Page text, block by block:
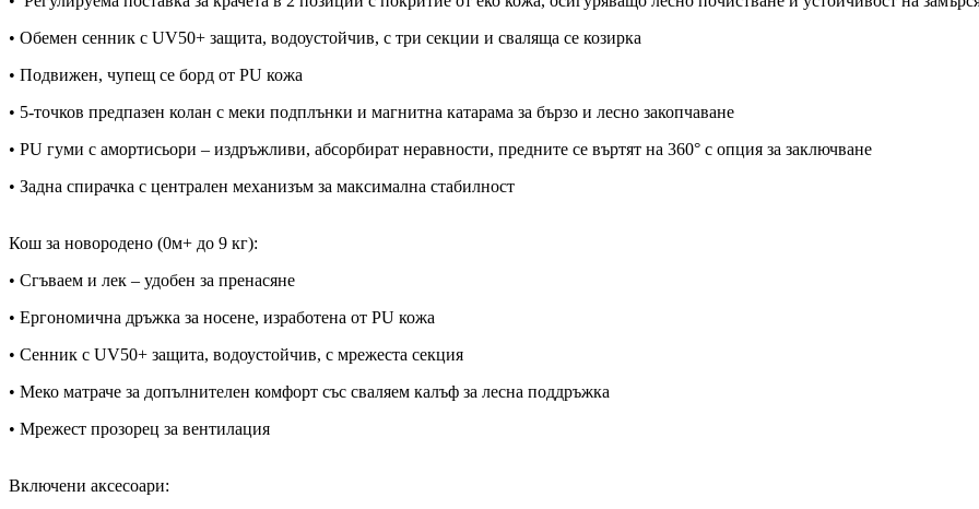
• Обемен сенник с UV50+ защита, водоустойчив, с три секции и сваляща се козирка
• Подвижен, чупещ се борд от PU кожа
• 5-точков предпазен колан с меки подплънки и магнитна катарама за бързо и лесно закопчаване
• PU гуми с амортисьори – издръжливи, абсорбират неравности, предните се въртят на 360° с опция за заключване
• Задна спирачка с централен механизъм за максимална стабилност
Кош за новородено (0м+ до 9 кг):
• Сгъваем и лек – удобен за пренасяне
• Ергономична дръжка за носене, изработена от PU кожа
• Сенник с UV50+ защита, водоустойчив, с мрежеста секция
• Меко матраче за допълнителен комфорт със сваляем калъф за лесна поддръжка
• Мрежест прозорец за вентилация
Включени аксесоари: